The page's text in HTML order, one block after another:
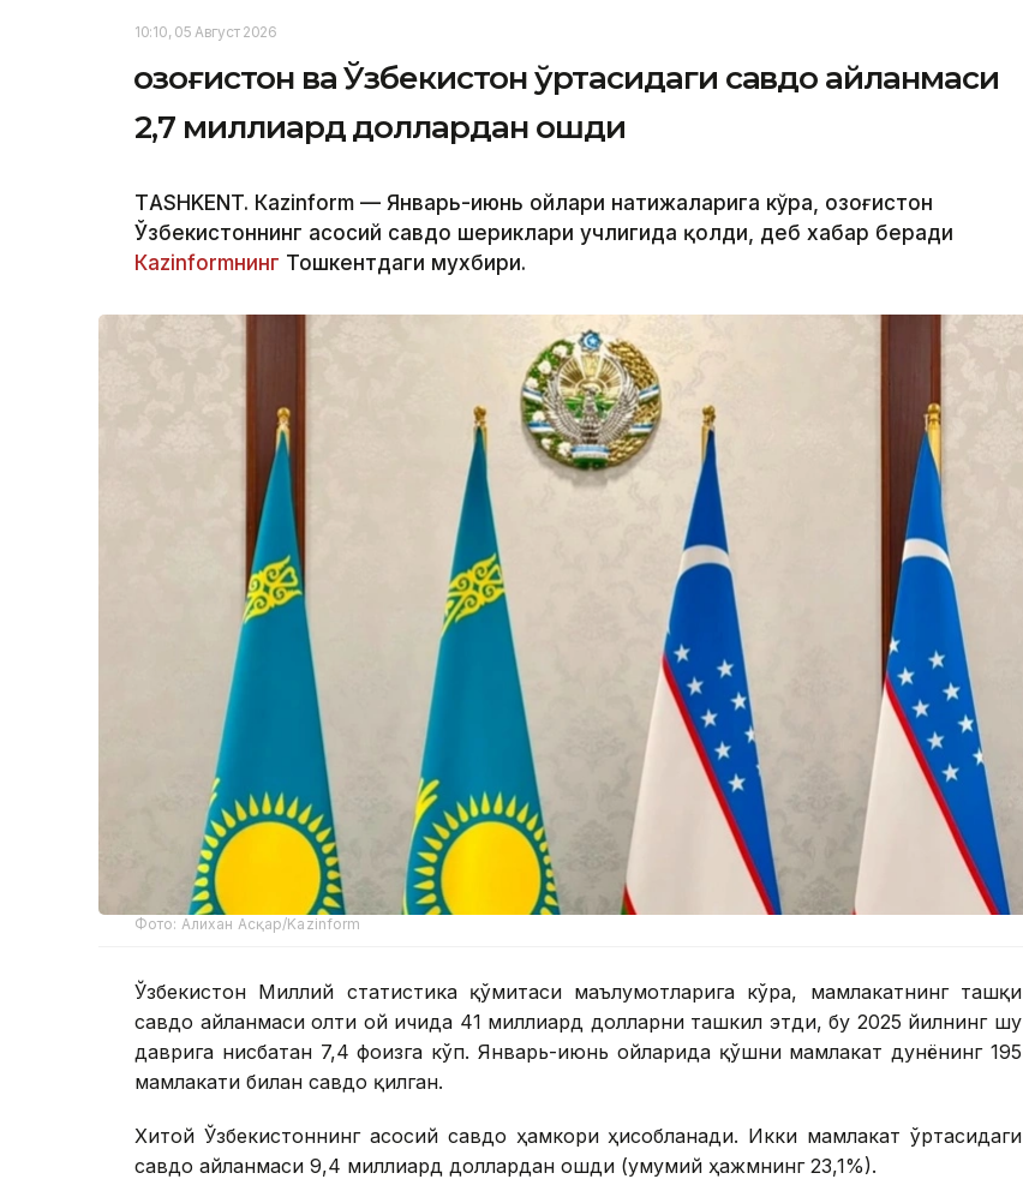
10:10, 05 Август 2026
Қозоғистон ва Ўзбекистон ўртасидаги савдо айланмаси
2,7 миллиард доллардан ошди
ТASHKENT. Кazinform — Январь-июнь ойлари натижаларига кўра, Қозоғистон
Ўзбекистоннинг асосий савдо шериклари учлигида қолди, деб хабар беради
Кazinformнинг Тошкентдаги мухбири.
Фото: Алихан Асқар/Kazinform
Ўзбекистон Миллий статистика қўмитаси маълумотларига кўра, мамлакатнинг ташқи
савдо айланмаси олти ой ичида 41 миллиард долларни ташкил этди, бу 2025 йилнинг шу
даврига нисбатан 7,4 фоизга кўп. Январь-июнь ойларида қўшни мамлакат дунёнинг 195
мамлакати билан савдо қилган.
Хитой Ўзбекистоннинг асосий савдо ҳамкори ҳисобланади. Икки мамлакат ўртасидаги
савдо айланмаси 9,4 миллиард доллардан ошди (умумий ҳажмнинг 23,1%).